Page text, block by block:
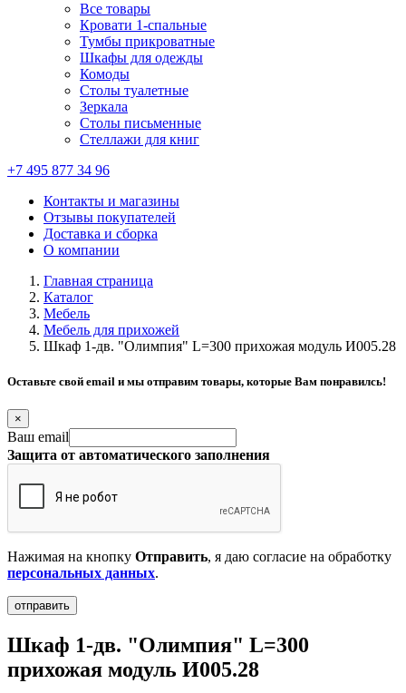
Все товары
Кровати 1-спальные
Тумбы прикроватные
Шкафы для одежды
Комоды
Столы туалетные
Зеркала
Столы письменные
Стеллажи для книг
+7 495 877 34 96
Контакты и магазины
Отзывы покупателей
Доставка и сборка
О компании
Главная страница
Каталог
Мебель
Мебель для прихожей
Шкаф 1-дв. "Олимпия" L=300 прихожая модуль И005.28
Оставьте свой email и мы отправим товары, которые Вам понравилсь!
×
Ваш email
Защита от автоматического заполнения
Нажимая на кнопку Отправить, я даю согласие на обработку
персональных данных.
Шкаф 1-дв. "Олимпия" L=300
прихожая модуль И005.28